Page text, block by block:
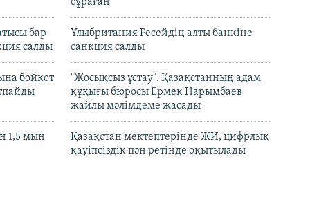
сұраған
бар
салды
Ұлыбритания Ресейдің алты банкіне
санкция салды
бойкот
"Жосықсыз ұстау". Қазақстанның адам
құқығы бюросы Ермек Нарымбаев
жайлы мәлімдеме жасады
1,5 мың
Қазақстан мектептерінде ЖИ, цифрлық
қауіпсіздік пән ретінде оқытылады